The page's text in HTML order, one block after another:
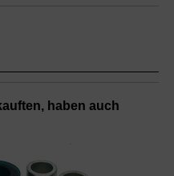
haben auch